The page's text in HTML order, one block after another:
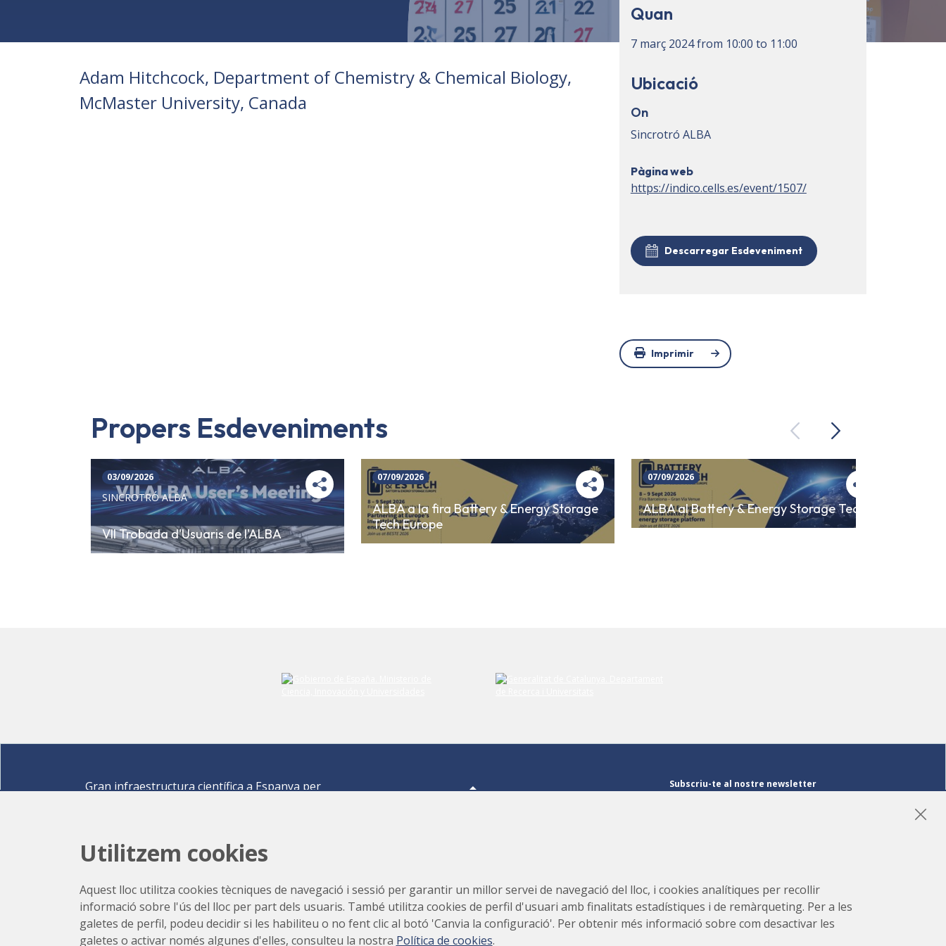
Adam Hitchcock, Department of Chemistry & Chemical Biology,
McMaster University, Canada
Quan
7 març 2024from 10:00 to 11:00
Ubicació
On
Sincrotró ALBA
Pàgina web
https://indico.cells.es/event/1507/
Descarregar Esdeveniment
Imprimir
Propers Esdeveniments PreviousNext
03/09/2026
SINCROTRÓ ALBA
VII Trobada d'Usuaris de l'ALBA
07/09/2026
ALBA a la fira Battery & Energy Storage
Tech Europe
07/09/2026
ALBA al Battery & Energy Storage Tech
Laboratori de Llum Sincrotró (CELLS)
Gran infraestructura científica a Espanya per
Carrer de la Llum 2-26 08290 Cerdanyola del Vallès,
Com arribar
+34 93 592 43 00
Subscriu-te al nostre newsletter
Utilitzem cookies
Aquest lloc utilitza cookies tècniques de navegació i sessió per garantir un millor servei de navegació del lloc, i cookies analítiques per recollir
informació sobre l'ús del lloc per part dels usuaris. També utilitza cookies de perfil d'usuari amb finalitats estadístiques i de remàrqueting. Per a les
galetes de perfil, podeu decidir si les habiliteu o no fent clic al botó 'Canvia la configuració'. Per obtenir més informació sobre com desactivar les
galetes o activar només algunes d'elles, consulteu la nostra Política de cookies.